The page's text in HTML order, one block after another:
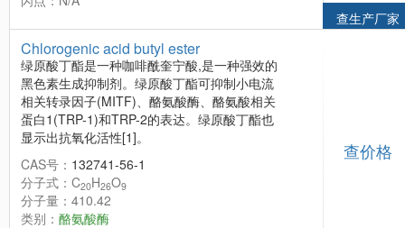
查生产厂家
Chlorogenic acid butyl ester
绿原酸丁酯是一种咖啡酰奎宁酸,是一种强效的
黑色素生成抑制剂。绿原酸丁酯可抑制小电流
相关转录因子(MITF)、酪氨酸酶、酪氨酸相关
蛋白1(TRP-1)和TRP-2的表达。绿原酸丁酯也
显示出抗氧化活性[1]。
CAS号： 132741-56-1
分子式：C20H26O9
分子量：410.42
类别： 酪氨酸酶
查价格